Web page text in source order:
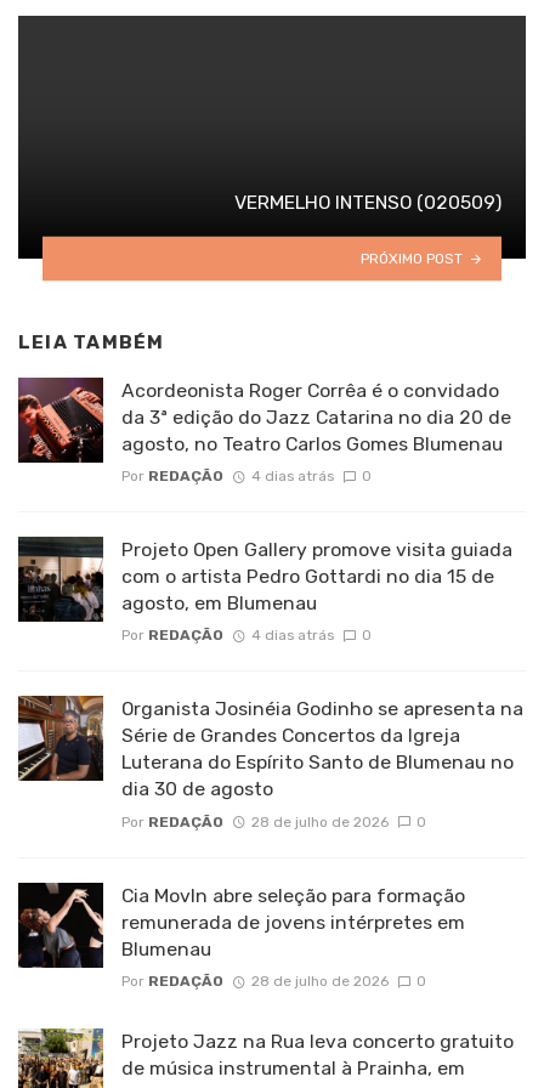
VERMELHO INTENSO (020509)
PRÓXIMO POST
LEIA TAMBÉM
Acordeonista Roger Corrêa é o convidado
da 3ª edição do Jazz Catarina no dia 20 de
agosto, no Teatro Carlos Gomes Blumenau
Por REDAÇÃO 4 dias atrás 0
Projeto Open Gallery promove visita guiada
com o artista Pedro Gottardi no dia 15 de
agosto, em Blumenau
Por REDAÇÃO 4 dias atrás 0
Organista Josinéia Godinho se apresenta na
Série de Grandes Concertos da Igreja
Luterana do Espírito Santo de Blumenau no
dia 30 de agosto
Por REDAÇÃO 28 de julho de 2026 0
Cia MovIn abre seleção para formação
remunerada de jovens intérpretes em
Blumenau
Por REDAÇÃO 28 de julho de 2026 0
Projeto Jazz na Rua leva concerto gratuito
de música instrumental à Prainha, em